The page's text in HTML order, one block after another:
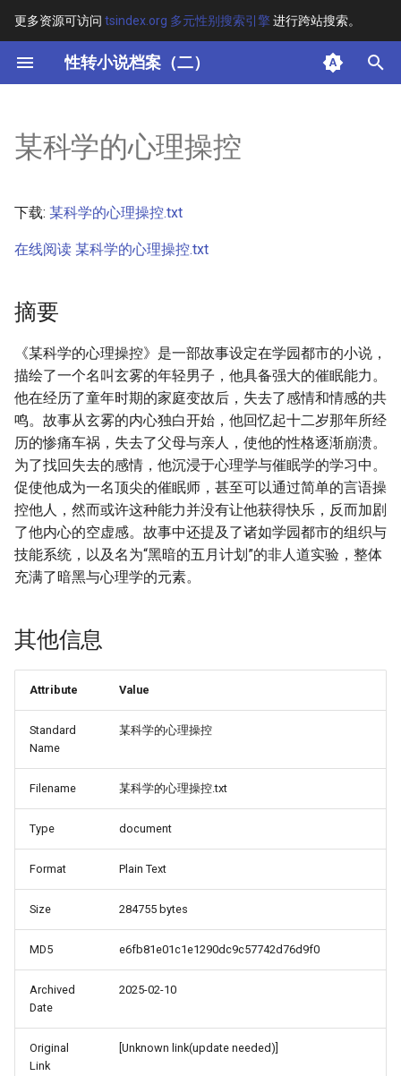
更多资源可访问 tsindex.org 多元性别搜索引擎进行跨站搜索。
性转小说档案（二）
键
开
搜
索
其他信息
正文
某科学的心理操控
下载: 某科学的心理操控.txt
在线阅读 某科学的心理操控.txt
摘要
《某科学的心理操控》是一部故事设定在学园都市的小说，
描绘了一个名叫玄雾的年轻男子，他具备强大的催眠能力。
他在经历了童年时期的家庭变故后，失去了感情和情感的共
鸣。故事从玄雾的内心独白开始，他回忆起十二岁那年所经
历的惨痛车祸，失去了父母与亲人，使他的性格逐渐崩溃。
为了找回失去的感情，他沉浸于心理学与催眠学的学习中。
促使他成为一名顶尖的催眠师，甚至可以通过简单的言语操
控他人，然而或许这种能力并没有让他获得快乐，反而加剧
了他内心的空虚感。故事中还提及了诸如学园都市的组织与
技能系统，以及名为“黑暗的五月计划”的非人道实验，整体
充满了暗黑与心理学的元素。
其他信息
Attribute Value
Standard
Name
某科学的心理操控
Filename 某科学的心理操控.txt
Type document
Format Plain Text
Size 284755 bytes
MD5 e6fb81e01c1e1290dc9c57742d76d9f0
Archived
Date
2025-02-10
Original
Link
[Unknown link(update needed)]